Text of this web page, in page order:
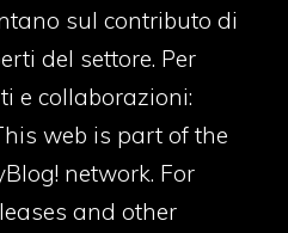
sul contributo di
del settore. Per
e collaborazioni:
web is part of the
network. For
and other